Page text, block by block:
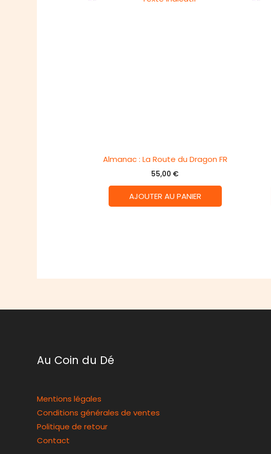
Almanac : La Route du Dragon FR
55,00 €
AJOUTER AU PANIER
Au Coin du Dé
Mentions légales
Conditions générales de ventes
Politique de retour
Contact